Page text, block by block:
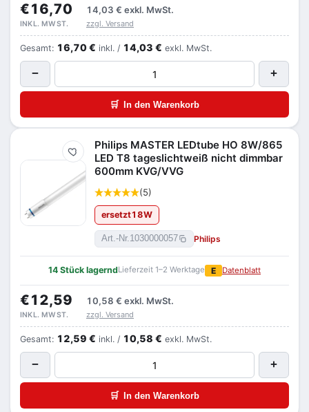
€16,70 14,03 € exkl. MwSt.
INKL. MWST. zzgl. Versand
Gesamt: 16,70 € inkl. / 14,03 € exkl. MwSt.
− +
🛒 In den Warenkorb
Merken
Philips MASTER LEDtube HO 8W/865
LED T8 tageslichtweiß nicht dimmbar
600mm KVG/VVG
(5)
ersetzt18W
Art.-Nr.1030000057 Philips
14 Stück lagerndLieferzeit 1–2 Werktage E Datenblatt
€12,59 10,58 € exkl. MwSt.
INKL. MWST. zzgl. Versand
Gesamt: 12,59 € inkl. / 10,58 € exkl. MwSt.
− +
🛒 In den Warenkorb